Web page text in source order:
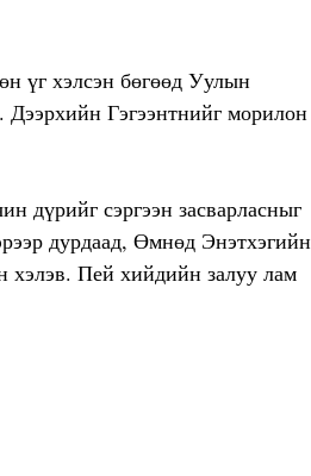
үг хэлсэн бөгөөд Уулын
Дээрхийн Гэгээнтнийг морилон
дүрийг сэргээн засварласныг
дурдаад, Өмнөд Энэтхэгийн
хэлэв. Пей хийдийн залуу лам